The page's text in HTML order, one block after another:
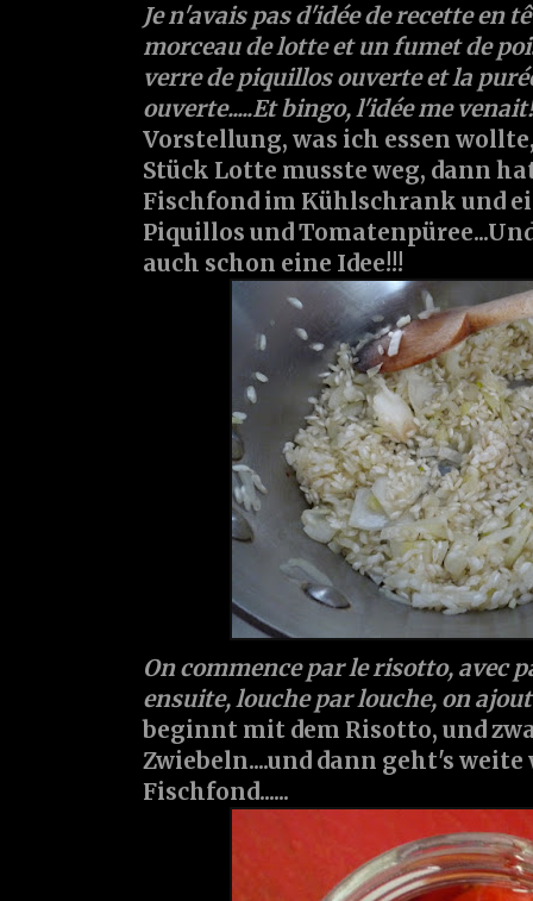
Je n'avais pas d'idée de recette en
morceau de lotte et un fumet de
verre de piquillos ouverte et la
ouverte.....Et bingo, l'idée me
Vorstellung, was ich essen
Stück Lotte musste weg, dann
Fischfond im Kühlschrank und
Piquillos und
auch schon eine Idee!!!
On commence par le risotto, avec
ensuite, louche par louche, on
beginnt mit dem Risotto, und
Zwiebeln....und dann geht's
Fischfond......